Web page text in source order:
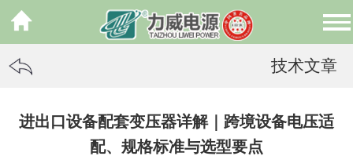
技术文章
进出口设备配套变压器详解｜跨境设备电压适
配、规格标准与选型要点